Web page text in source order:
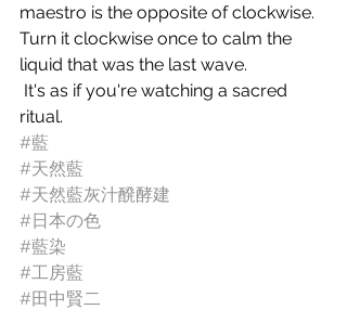
maestro is the opposite of clockwise.
Turn it clockwise once to calm the
liquid that was the last wave.
ritual.
#藍
#天然藍
#天然藍灰汁醗酵建
#日本の色
#藍染
#工房藍
#田中賢二